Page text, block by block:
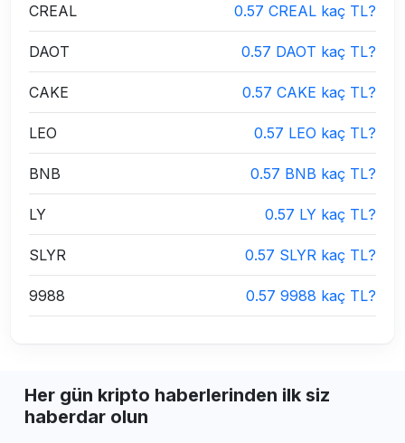
CREAL 0.57 CREAL kaç TL?
DAOT 0.57 DAOT kaç TL?
CAKE 0.57 CAKE kaç TL?
LEO 0.57 LEO kaç TL?
BNB 0.57 BNB kaç TL?
LY 0.57 LY kaç TL?
SLYR 0.57 SLYR kaç TL?
9988 0.57 9988 kaç TL?
Her gün kripto haberlerinden ilk siz
haberdar olun